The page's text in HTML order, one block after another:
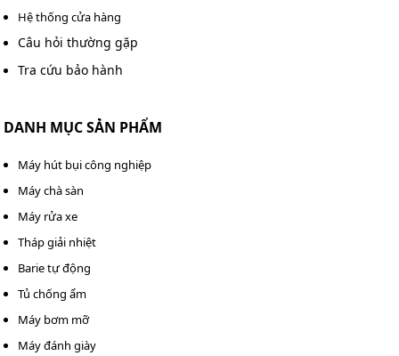
Vệ sinh máy sau khi sử dụng và bảo quản trong hộp đựng
Tránh sử dụng thiết bị gần khu vực có từ trường
mạnh như trạm biến áp, nguồn điện cao áp hoặc
thiết bị y tế để hạn chế nhiễu sóng hay sự cố không
mong muốn.
Sau mỗi lần sử dụng, lau sạch bụi bẩn bám trên máy,
đặc biệt là vùng đĩa dò và điểm tiếp xúc giữa dây cáp
Hệ thống cửa hàng
Câu hỏi thường gặp
Tra cứu bảo hành
DANH MỤC SẢN PHẨM
Máy hút bụi công nghiệp
Máy chà sàn
Máy rửa xe
Tháp giải nhiệt
Barie tự động
Tủ chống ẩm
Máy bơm mỡ
Máy đánh giày